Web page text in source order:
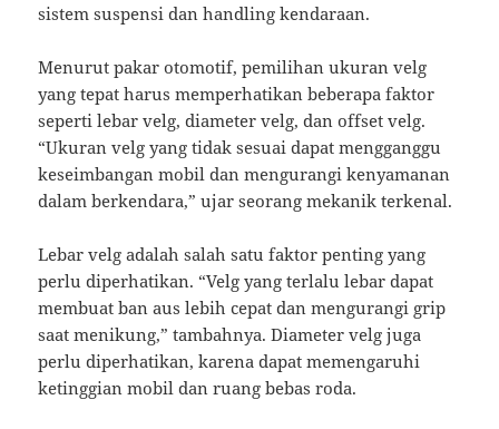
sistem suspensi dan handling kendaraan.
Menurut pakar otomotif, pemilihan ukuran velg
yang tepat harus memperhatikan beberapa faktor
seperti lebar velg, diameter velg, dan offset velg.
“Ukuran velg yang tidak sesuai dapat mengganggu
keseimbangan mobil dan mengurangi kenyamanan
dalam berkendara,” ujar seorang mekanik terkenal.
Lebar velg adalah salah satu faktor penting yang
perlu diperhatikan. “Velg yang terlalu lebar dapat
membuat ban aus lebih cepat dan mengurangi grip
saat menikung,” tambahnya. Diameter velg juga
perlu diperhatikan, karena dapat memengaruhi
ketinggian mobil dan ruang bebas roda.